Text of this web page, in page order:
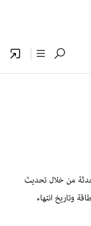
من خلال تحديث
وتاريخ انتهاء